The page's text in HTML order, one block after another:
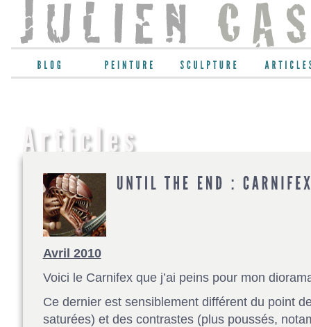
Avril 2010
Voici le Carnifex que j’ai peins pour mon
Ce dernier est sensiblement différent du point
saturées) et des contrastes (plus poussés,